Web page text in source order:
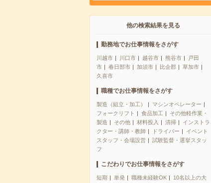
他の検索結果を見る
勤務地でお仕事情報をさがす
川越市 川口市 越谷市 熊谷市
戸田
市
春日部市 加須市 比企郡
草加市
久喜市
職種でお仕事情報をさがす
製造（組立・加工）
マシンオペレーター
フォークリフト
食品加工
その他軽作業・
製造
その他 材料投入 清掃
インストラ
クター・講師・教師
ドライバー
イベント
スタッフ・会場設営
試験監督・選挙スタッ
フ
こだわりでお仕事情報をさがす
短期 単発 職種未経験OK
10名以上の大